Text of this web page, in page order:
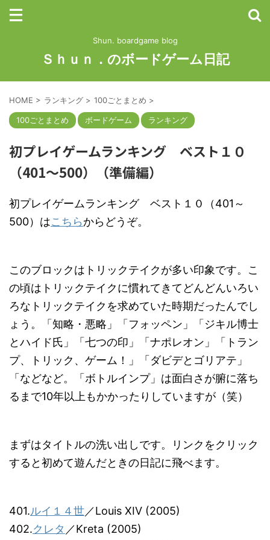
Shun. boardgame blog
Ｓｈｕｎ．のボードゲーム日記
HOME > ランキング > 100ごとまとめ >
100ごとまとめ ボードゲーム ランキング
初プレイゲームランキング ベスト１０
（401～500）（準備編）
初プレイゲームランキング ベスト１０（401～
500）はこちらからどうぞ。
このブロックはトリックテイクが多い印象です。こ
の頃はトリックテイクに慣れてきてどんどんいろい
ろなトリックテイクを求めていた時期だったんでし
ょう。「知略・悪略」「フォッペン」「ジキル博士
とハイド氏」「七つの印」「ナポレオン」「トラン
プ、トリック、ゲーム！」「ダビデとゴリアテ」
「などなど。「ボトルインプ」は面白さが腑に落ち
るまで10年以上もかかったりしていますが（笑）
まずはタイトルの洗い出しです。リンクをクリック
すると初めて遊んだときの日記に飛べます。
401.ルイ１４世／Louis XIV (2005)
402.クレタ ／Kreta (2005)